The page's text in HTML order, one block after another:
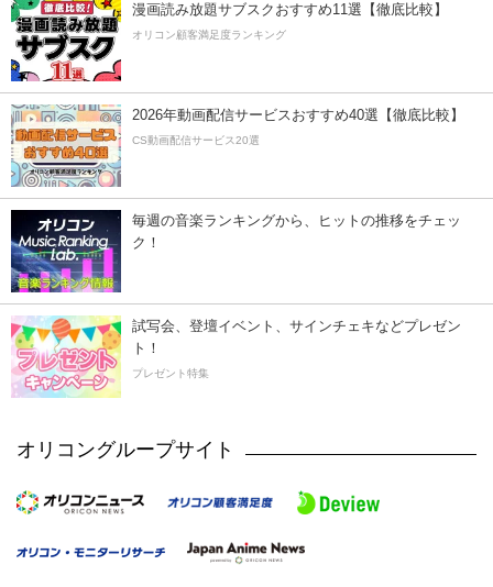
漫画読み放題サブスクおすすめ11選【徹底比較】
オリコン顧客満足度ランキング
2026年動画配信サービスおすすめ40選【徹底比較】
CS動画配信サービス20選
毎週の音楽ランキングから、ヒットの推移をチェッ
ク！
試写会、登壇イベント、サインチェキなどプレゼン
ト！
プレゼント特集
オリコングループサイト